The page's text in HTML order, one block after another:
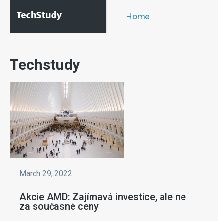
Home
Techstudy
March 29, 2022
Akcie AMD: Zajímavá investice, ale ne
za současné ceny